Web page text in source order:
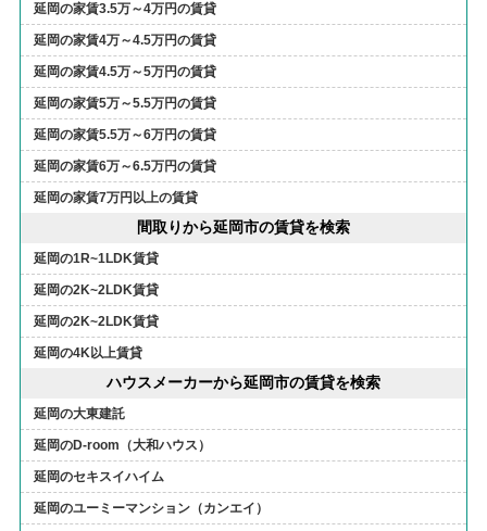
延岡の家賃3.5万～4万円の賃貸
延岡の家賃4万～4.5万円の賃貸
延岡の家賃4.5万～5万円の賃貸
延岡の家賃5万～5.5万円の賃貸
延岡の家賃5.5万～6万円の賃貸
延岡の家賃6万～6.5万円の賃貸
延岡の家賃7万円以上の賃貸
間取りから延岡市の賃貸を検索
延岡の1R~1LDK賃貸
延岡の2K~2LDK賃貸
延岡の2K~2LDK賃貸
延岡の4K以上賃貸
ハウスメーカーから延岡市の賃貸を検索
延岡の大東建託
延岡のD-room（大和ハウス）
延岡のセキスイハイム
延岡のユーミーマンション（カンエイ）